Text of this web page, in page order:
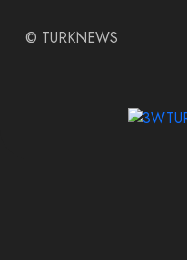
© TURKNEWS